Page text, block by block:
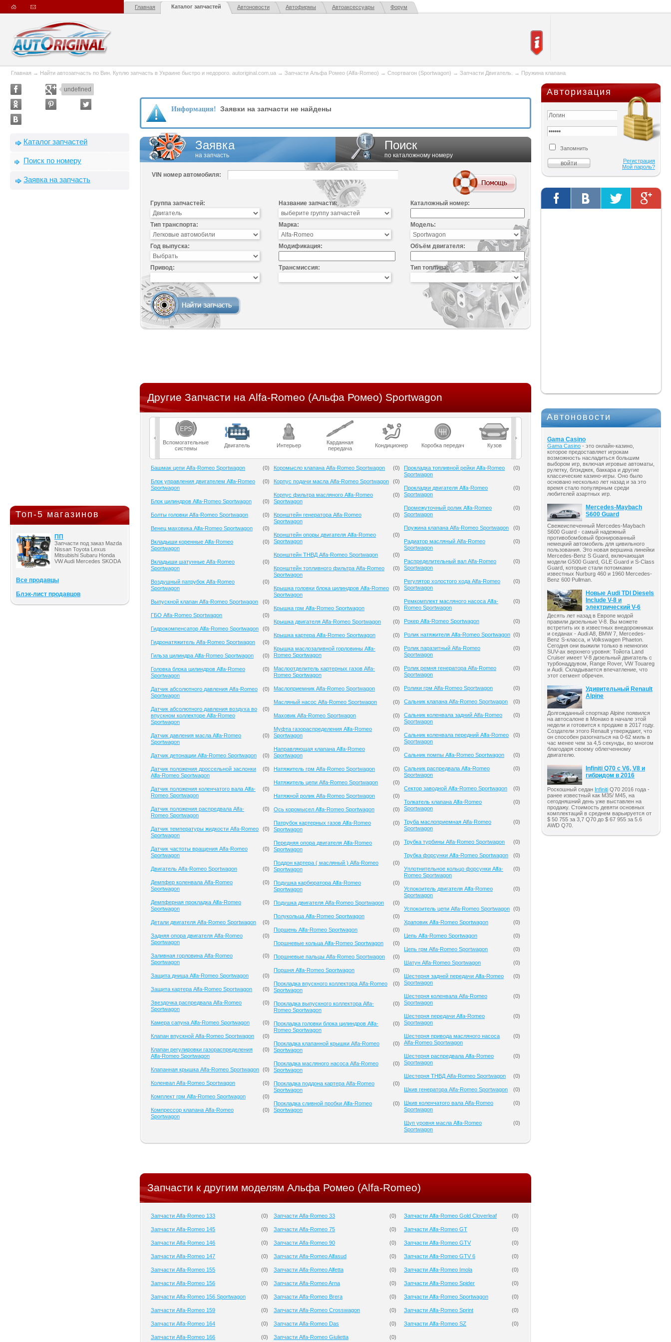
Главная Каталог запчастей Автоновости Автофирмы Автоаксессуары Форум
Главная → Найти автозапчасть по Вин. Куплю запчасть в Украине быстро и недорого. autoriginal.com.ua → Запчасти Альфа Ромео (Alfa-Romeo) → Спортвагон (Sportwagon) → Запчасти Двигатель. → Пружина клапана
undefined
Каталог запчастей
Поиск по номеру
Заявка на запчасть
Топ-5 магазинов
ПП
Запчасти под заказ Mazda
Nissan Toyota Lexus
Mitsubishi Subaru Honda
VW Audi Mercedes SKODA
Все продавцы
Блэк-лист продавцов
Информация! Заявки на запчасти не найдены
Заявка
на запчасть
Поиск
по каталожному номеру
VIN номер автомобиля:
Группа запчастей: Название запчасти: Каталожный номер:
Тип транспорта: Марка: Модель:
Год выпуска: Модификация: Объём двигателя:
Привод: Трансмиссия: Тип топлива:
Другие Запчасти на Alfa-Romeo (Альфа Ромео) Sportwagon
Вспомогательные
системы
Двигатель Интерьер
Карданная
передача
Кондиционер Коробка передач Кузов Масла Мост
Башмак цепи Alfa-Romeo Sportwagon (0)
Блок управления двигателем Alfa-Romeo
Sportwagon
(0)
Блок цилиндров Alfa-Romeo Sportwagon (0)
Болты головки Alfa-Romeo Sportwagon (0)
Венец маховика Alfa-Romeo Sportwagon (0)
Вкладыши коренные Alfa-Romeo
Sportwagon
(0)
Вкладыши шатунные Alfa-Romeo
Sportwagon
(0)
Воздушный патрубок Alfa-Romeo
Sportwagon
(0)
Выпускной клапан Alfa-Romeo Sportwagon (0)
ГБО Alfa-Romeo Sportwagon (0)
Гидрокомпенсатор Alfa-Romeo Sportwagon (0)
Гидронатяжитель Alfa-Romeo Sportwagon (0)
Гильза цилиндра Alfa-Romeo Sportwagon (0)
Головка блока цилиндров Alfa-Romeo
Sportwagon
(0)
Датчик абсолютного давления Alfa-Romeo
Sportwagon
(0)
Датчик абсолютного давления воздуха во
впускном коллекторе Alfa-Romeo
Sportwagon
(0)
Датчик давления масла Alfa-Romeo
Sportwagon
(0)
Датчик детонации Alfa-Romeo Sportwagon (0)
Датчик положения дроссельной заслонки
Alfa-Romeo Sportwagon
(0)
Датчик положения коленчатого вала Alfa-
Romeo Sportwagon
(0)
Датчик положения распредвала Alfa-
Romeo Sportwagon
(0)
Датчик температуры жидкости Alfa-Romeo
Sportwagon
(0)
Датчик частоты вращения Alfa-Romeo
Sportwagon
(0)
Двигатель Alfa-Romeo Sportwagon (0)
Демпфер коленвала Alfa-Romeo
Sportwagon
(0)
Демпферная прокладка Alfa-Romeo
Sportwagon
(0)
Детали двигателя Alfa-Romeo Sportwagon (0)
Задняя опора двигателя Alfa-Romeo
Sportwagon
(0)
Заливная горловина Alfa-Romeo
Sportwagon
(0)
Защита днища Alfa-Romeo Sportwagon (0)
Защита картера Alfa-Romeo Sportwagon (0)
Звездочка распредвала Alfa-Romeo
Sportwagon
(0)
Камера сапуна Alfa-Romeo Sportwagon (0)
Клапан впускной Alfa-Romeo Sportwagon (0)
Клапан регулировки газораспределения
Alfa-Romeo Sportwagon
(0)
Клапанная крышка Alfa-Romeo Sportwagon (0)
Коленвал Alfa-Romeo Sportwagon (0)
Комплект грм Alfa-Romeo Sportwagon (0)
Компрессор клапана Alfa-Romeo
Sportwagon
(0)
Коромысло клапана Alfa-Romeo Sportwagon (0)
Корпус подачи масла Alfa-Romeo Sportwagon (0)
Корпус фильтра масляного Alfa-Romeo
Sportwagon
(0)
Кронштейн генератора Alfa-Romeo
Sportwagon
(0)
Кронштейн опоры двигателя Alfa-Romeo
Sportwagon
(0)
Кронштейн ТНВД Alfa-Romeo Sportwagon (0)
Кронштейн топливного фильтра Alfa-Romeo
Sportwagon
(0)
Крышка головки блока цилиндров Alfa-Romeo
Sportwagon
(0)
Крышка грм Alfa-Romeo Sportwagon (0)
Крышка двигателя Alfa-Romeo Sportwagon (0)
Крышка картера Alfa-Romeo Sportwagon (0)
Крышка маслозаливной горловины Alfa-
Romeo Sportwagon
(0)
Маслоотделитель картерных газов Alfa-
Romeo Sportwagon
(0)
Маслоприемник Alfa-Romeo Sportwagon (0)
Масляный насос Alfa-Romeo Sportwagon (0)
Маховик Alfa-Romeo Sportwagon (0)
Муфта газораспределения Alfa-Romeo
Sportwagon
(0)
Направляющая клапана Alfa-Romeo
Sportwagon
(0)
Натяжитель грм Alfa-Romeo Sportwagon (0)
Натяжитель цепи Alfa-Romeo Sportwagon (0)
Натяжной ролик Alfa-Romeo Sportwagon (0)
Ось коромысел Alfa-Romeo Sportwagon (0)
Патрубок картерных газов Alfa-Romeo
Sportwagon
(0)
Передняя опора двигателя Alfa-Romeo
Sportwagon
(0)
Поддон картера ( масляный ) Alfa-Romeo
Sportwagon
(0)
Подушка карбюратора Alfa-Romeo
Sportwagon
(0)
Подушка двигателя Alfa-Romeo Sportwagon (0)
Полукольца Alfa-Romeo Sportwagon (0)
Поршень Alfa-Romeo Sportwagon (0)
Поршневые кольца Alfa-Romeo Sportwagon (0)
Поршневые пальцы Alfa-Romeo Sportwagon (0)
Поршня Alfa-Romeo Sportwagon (0)
Прокладка впускного коллектора Alfa-Romeo
Sportwagon
(0)
Прокладка выпускного коллектора Alfa-
Romeo Sportwagon
(0)
Прокладка головки блока цилиндров Alfa-
Romeo Sportwagon
(0)
Прокладка клапанной крышки Alfa-Romeo
Sportwagon
(0)
Прокладка масляного насоса Alfa-Romeo
Sportwagon
(0)
Прокладка поддона картера Alfa-Romeo
Sportwagon
(0)
Прокладка сливной пробки Alfa-Romeo
Sportwagon
(0)
Прокладка топливной рейки Alfa-Romeo
Sportwagon
(0)
Прокладки двигателя Alfa-Romeo
Sportwagon
(0)
Промежуточный ролик Alfa-Romeo
Sportwagon
(0)
Пружина клапана Alfa-Romeo Sportwagon (0)
Радиатор масляный Alfa-Romeo
Sportwagon
(0)
Распределительный вал Alfa-Romeo
Sportwagon
(0)
Регулятор холостого хода Alfa-Romeo
Sportwagon
(0)
Ремкомплект масляного насоса Alfa-
Romeo Sportwagon
(0)
Рокер Alfa-Romeo Sportwagon (0)
Ролик натяжителя Alfa-Romeo Sportwagon (0)
Ролик паразитный Alfa-Romeo
Sportwagon
(0)
Ролик ремня генератора Alfa-Romeo
Sportwagon
(0)
Ролики грм Alfa-Romeo Sportwagon (0)
Сальник клапана Alfa-Romeo Sportwagon (0)
Сальник коленвала задний Alfa-Romeo
Sportwagon
(0)
Сальник коленвала передний Alfa-Romeo
Sportwagon
(0)
Сальник помпы Alfa-Romeo Sportwagon (0)
Сальник распредвала Alfa-Romeo
Sportwagon
(0)
Сектор заводной Alfa-Romeo Sportwagon (0)
Толкатель клапана Alfa-Romeo
Sportwagon
(0)
Труба маслоприемная Alfa-Romeo
Sportwagon
(0)
Трубка турбины Alfa-Romeo Sportwagon (0)
Трубка форсунки Alfa-Romeo Sportwagon (0)
Уплотнительное кольцо форсунки Alfa-
Romeo Sportwagon
(0)
Успокоитель двигателя Alfa-Romeo
Sportwagon
(0)
Успокоитель цепи Alfa-Romeo Sportwagon (0)
Храповик Alfa-Romeo Sportwagon (0)
Цепь Alfa-Romeo Sportwagon (0)
Цепь грм Alfa-Romeo Sportwagon (0)
Шатун Alfa-Romeo Sportwagon (0)
Шестерня задней передачи Alfa-Romeo
Sportwagon
(0)
Шестерня коленвала Alfa-Romeo
Sportwagon
(0)
Шестерня передачи Alfa-Romeo
Sportwagon
(0)
Шестерня привода масляного насоса
Alfa-Romeo Sportwagon
(0)
Шестерня распредвала Alfa-Romeo
Sportwagon
(0)
Шестерня ТНВД Alfa-Romeo Sportwagon (0)
Шкив генератора Alfa-Romeo Sportwagon (0)
Шкив коленчатого вала Alfa-Romeo
Sportwagon
(0)
Щуп уровня масла Alfa-Romeo
Sportwagon
(0)
Запчасти к другим моделям Альфа Ромео (Alfa-Romeo)
Запчасти Alfa-Romeo 133 (0)
Запчасти Alfa-Romeo 145 (0)
Запчасти Alfa-Romeo 146 (0)
Запчасти Alfa-Romeo 147 (0)
Запчасти Alfa-Romeo 155 (0)
Запчасти Alfa-Romeo 156 (0)
Запчасти Alfa-Romeo 156 Sportwagon (0)
Запчасти Alfa-Romeo 159 (0)
Запчасти Alfa-Romeo 164 (0)
Запчасти Alfa-Romeo 166 (0)
Запчасти Alfa-Romeo 33 (0)
Запчасти Alfa-Romeo 75 (0)
Запчасти Alfa-Romeo 90 (0)
Запчасти Alfa-Romeo Alfasud (0)
Запчасти Alfa-Romeo Alfetta (0)
Запчасти Alfa-Romeo Arna (0)
Запчасти Alfa-Romeo Brera (0)
Запчасти Alfa-Romeo Crosswagon (0)
Запчасти Alfa-Romeo Das (0)
Запчасти Alfa-Romeo Giulietta (0)
Запчасти Alfa-Romeo Gold Cloverleaf (0)
Запчасти Alfa-Romeo GT (0)
Запчасти Alfa-Romeo GTV (0)
Запчасти Alfa-Romeo GTV 6 (0)
Запчасти Alfa-Romeo Imola (0)
Запчасти Alfa-Romeo Spider (0)
Запчасти Alfa-Romeo Sportwagon (0)
Запчасти Alfa-Romeo Sprint (0)
Запчасти Alfa-Romeo SZ (0)
Авторизация
Запомнить
Регистрация
Мой пароль?
Автоновости
Gama Casino
Gama Casino - это онлайн-казино,
которое предоставляет игрокам
возможность насладиться большим
выбором игр, включая игровые автоматы,
рулетку, блэкджек, баккара и другие
классические казино-игры. Оно было
основано несколько лет назад и за это
время стало популярным среди
любителей азартных игр.
Mercedes-Maybach
S600 Guard
Свежеиспеченный Mercedes-Maybach
S600 Guard - самый надежный
противобомбовый бронированный
немецкий автомобиль для цивильного
пользования. Это новая вершина линейки
Mercedes-Benz S Guard, включающая
модели G500 Guard, GLE Guard и S-Class
Guard, которые стали потомками
известных Nurburg 460 и 1960 Mercedes-
Benz 600 Pullman.
Новые Audi TDI Diesels
Include V-8 и
электрический V-6
Десять лет назад в Европе модой
правили дизельные V-8. Вы можете
встретить их в известных внедорожниках
и седанах - Audi A8, BMW 7, Mercedes-
Benz S-класса, и Volkswagen Phaeton.
Сегодня они выжили только в немногих
SUV-ах верхнего уровня: Тойота Land
Cruiser имеет V-8 дизельный двигатель с
турбонаддувом, Range Rover, VW Touareg
и Audi. Складывается впечатление, что
этот сегмент обречен.
Удивительный Renault
Alpine
Долгожданный спорткар Alpine появился
на автосалоне в Монако в начале этой
недели и готовится к продаже в 2017 году.
Создатели этого Renault утверждают, что
он способен разогнаться на 0-62 миль в
час менее чем за 4,5 секунды, во многом
благодаря своему облегченному
двигателю.
Infiniti Q70 с V6, V8 и
гибридом в 2016
Роскошный седан Infiniti Q70 2016 года -
ранее известный как M35/ M45, на
сегодняшний день уже выставлен на
продажу. Стоимость девяти основных
комплектаций в среднем варьируется от
$ 50 755 за 3,7 Q70 до $ 67 955 за 5.6
AWD Q70.